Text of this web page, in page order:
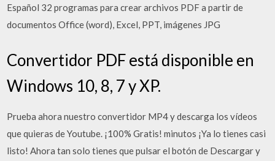
Español 32 programas para crear archivos PDF a partir de
documentos Office (word), Excel, PPT, imágenes JPG
Convertidor PDF está disponible en
Windows 10, 8, 7 y XP.
Prueba ahora nuestro convertidor MP4 y descarga los vídeos
que quieras de Youtube. ¡100% Gratis! minutos ¡Ya lo tienes casi
listo! Ahora tan solo tienes que pulsar el botón de Descargar y